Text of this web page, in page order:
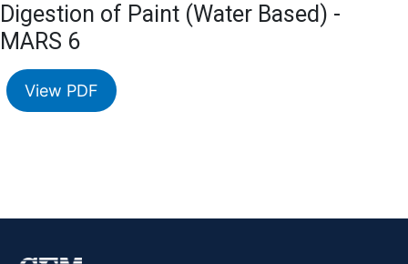
Digestion of Paint (Water Based) -
MARS 6
View PDF